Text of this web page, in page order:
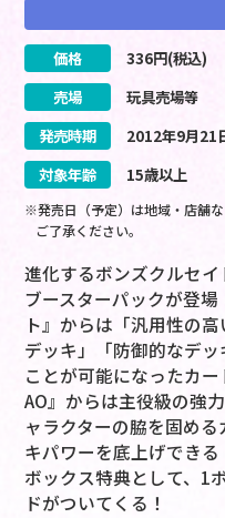
価格 336円(税込)
売場
玩具売場等
発売時期
2012年9月21
対象年齢
15歳以上
※発売日（予定）は地域・店舗
ご了承ください。
進化するボンズクルセ
ブースターパックが登場
ト』からは「汎用性の
デッキ」「防御的なデ
ことが可能になったカ
AO』からは主役級の強
ャラクターの脇を固め
キパワーを底上げできる
ボックス特典として、1
ドがついてくる！